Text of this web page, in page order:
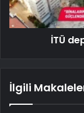
İTÜ
İlgili